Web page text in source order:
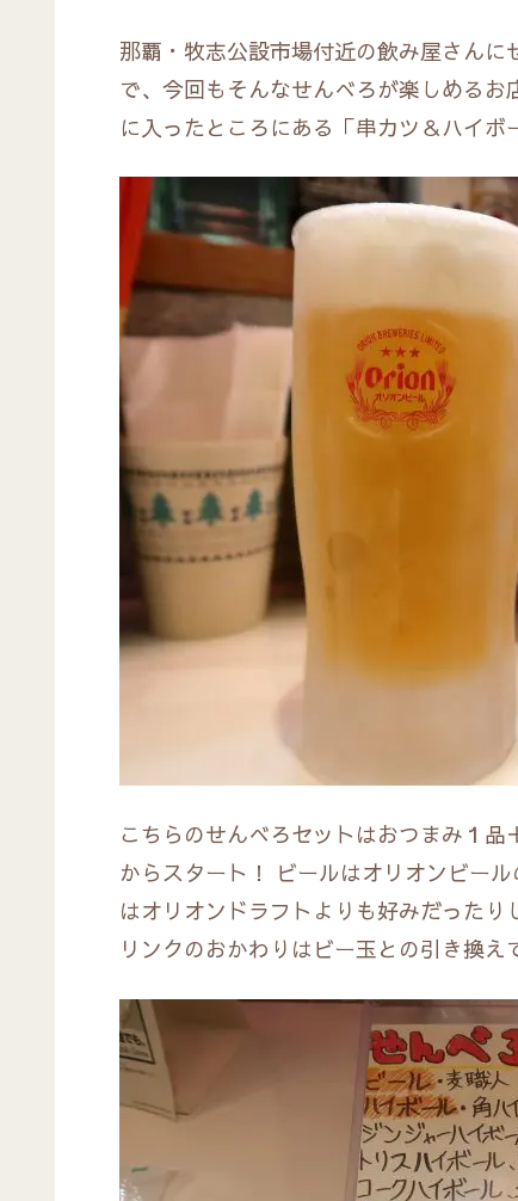
那覇・牧志公設市場付近の飲み屋さん
で、今回もそんなせんべろが楽しめる
に入ったところにある「串カツ＆ハイボ
こちらのせんべろセットはおつまみ１
からスタート！ ビールはオリオンビー
はオリオンドラフトよりも好みだった
リンクのおかわりはビー玉との引き換え